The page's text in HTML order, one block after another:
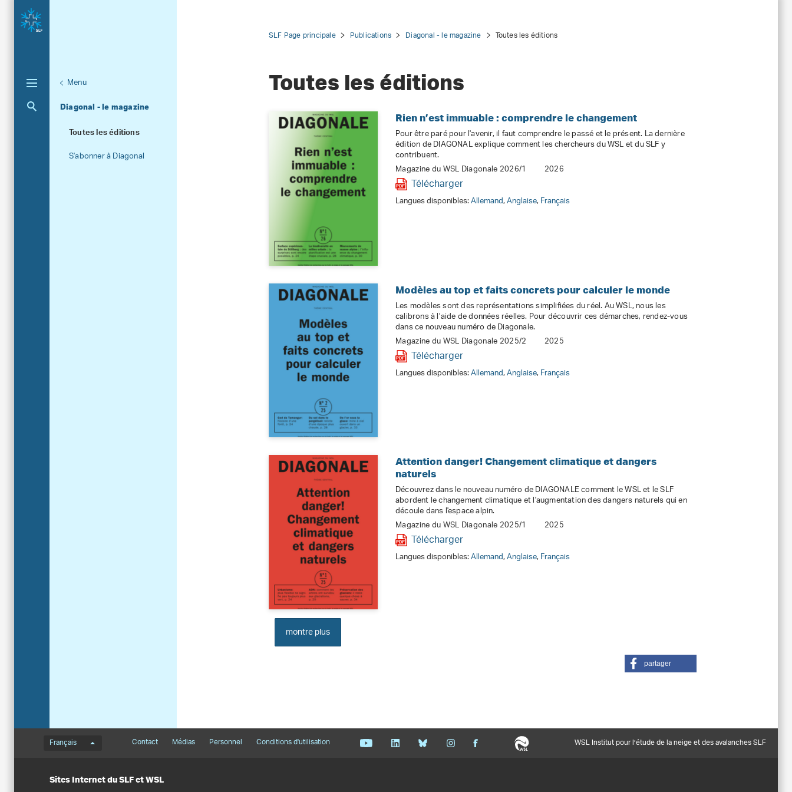
Unternavigation
Menu
Diagonal - le magazine
Aktuelle Navigation
Toutes les éditions
S'abonner à Diagonal
SLF Page principale Publications Diagonal - le magazine Toutes les éditions
Toutes les éditions
Rien n’est immuable : comprendre le changement
Pour être paré pour l'avenir, il faut comprendre le passé et le présent. La dernière
édition de DIAGONAL explique comment les chercheurs du WSL et du SLF y
contribuent.
Magazine du WSL Diagonale 2026/1
2026
Télécharger
Langues disponibles:Allemand,Anglaise,Français
Modèles au top et faits concrets pour calculer le monde
Les modèles sont des représentations simplifiées du réel. Au WSL, nous les
calibrons à l’aide de données réelles. Pour découvrir ces démarches, rendez-vous
dans ce nouveau numéro de Diagonale.
Magazine du WSL Diagonale 2025/2
2025
Télécharger
Langues disponibles:Allemand,Anglaise,Français
Attention danger! Changement climatique et dangers
naturels
Découvrez dans le nouveau numéro de DIAGONALE comment le WSL et le SLF
abordent le changement climatique et l'augmentation des dangers naturels qui en
découle dans l'espace alpin.
Magazine du WSL Diagonale 2025/1
2025
Télécharger
Langues disponibles:Allemand,Anglaise,Français
montre plus
partager
Menu de langue
Français
Footernavigation
Contact Médias Personnel Conditions d'utilisation WSL Institut pour l’étude de la neige et des avalanches SLF
Sites Internet du SLF et WSL